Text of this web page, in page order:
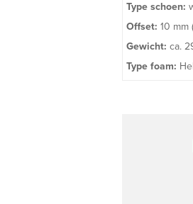
Type schoen:
Offset: 10 mm
Gewicht: ca.
Type foam: